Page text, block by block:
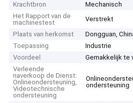
Krachtbron
Mechanisch
Het Rapport van de
machinestest
Verstrekt
Plaats van herkomst
Dongguan,
Toepassing
Industrie
Voordeel
Gemakkelijk te
Verleende
naverkoop de Dienst:
Onlineondersteuning,
Videotechnische
ondersteuning
ondersteuning